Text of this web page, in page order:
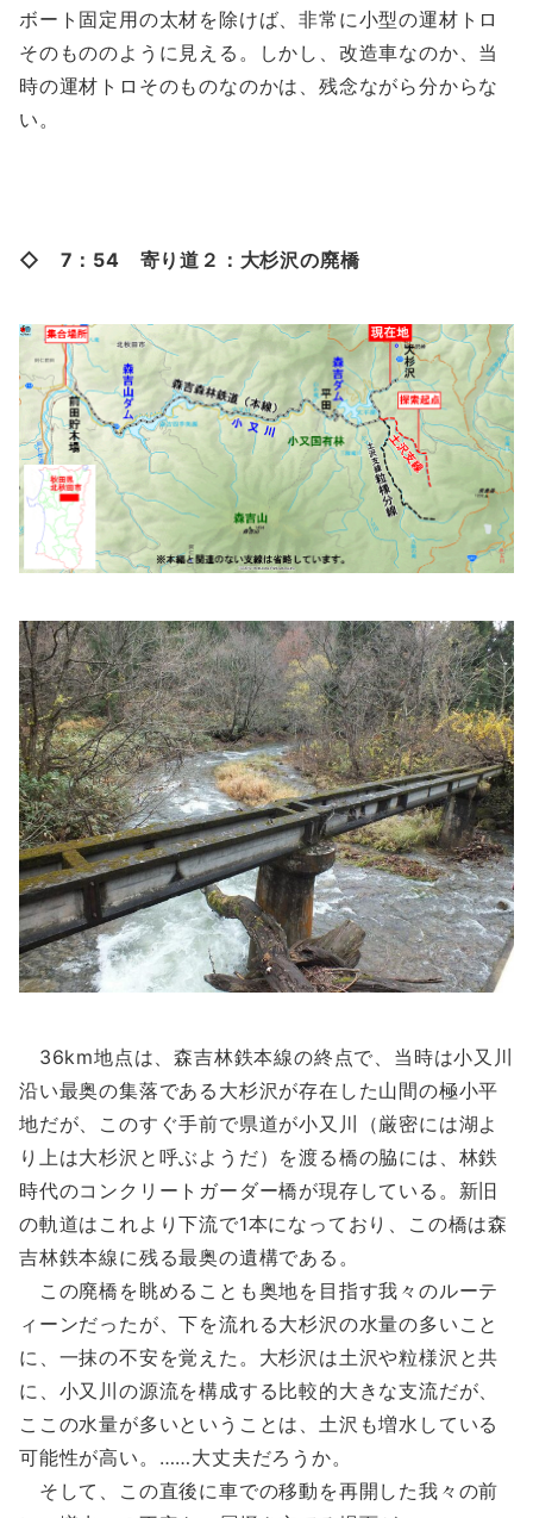
ボート固定用の太材を除けば、非常に小型の運材トロ
そのもののように見える。しかし、改造車なのか、当
時の運材トロそのものなのかは、残念ながら分からな
い。
◇ 7：54 寄り道２：大杉沢の廃橋
36km地点は、森吉林鉄本線の終点で、当時は小又川
沿い最奥の集落である大杉沢が存在した山間の極小平
地だが、このすぐ手前で県道が小又川（厳密には湖よ
り上は大杉沢と呼ぶようだ）を渡る橋の脇には、林鉄
時代のコンクリートガーダー橋が現存している。新旧
の軌道はこれより下流で1本になっており、この橋は森
吉林鉄本線に残る最奥の遺構である。
この廃橋を眺めることも奥地を目指す我々のルーテ
ィーンだったが、下を流れる大杉沢の水量の多いこと
に、一抹の不安を覚えた。大杉沢は土沢や粒様沢と共
に、小又川の源流を構成する比較的大きな支流だが、
ここの水量が多いということは、土沢も増水している
可能性が高い。……大丈夫だろうか。
そして、この直後に車での移動を再開した我々の前